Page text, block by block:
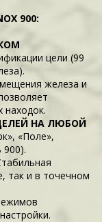
900:
цели (99
железа и
находок.
НА ЛЮБОЙ
«Поле»,
900).
так и в точечном